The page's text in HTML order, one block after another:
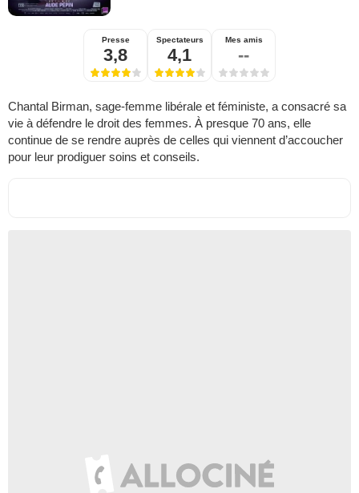
Presse
3,8
Spectateurs
4,1
Mes amis
--
Chantal Birman, sage-femme libérale et féministe, a consacré sa
vie à défendre le droit des femmes. À presque 70 ans, elle
continue de se rendre auprès de celles qui viennent d’accoucher
pour leur prodiguer soins et conseils.